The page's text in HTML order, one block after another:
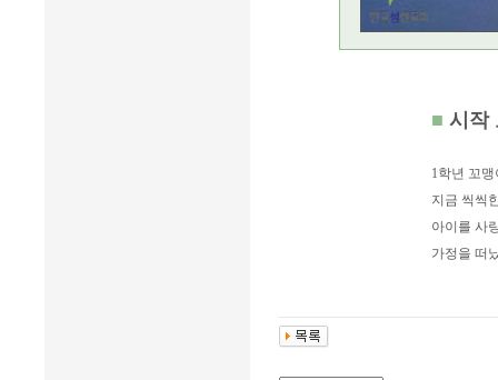
■ 시작
1학년 꼬
지금 씩씩
아이를 사
가정을 떠